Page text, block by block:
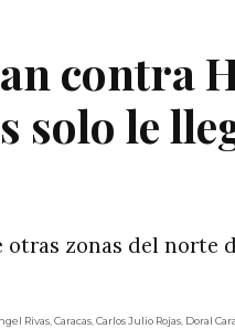
contra
solo le
zonas del norte
Rivas,Caracas,Carlos Julio Rojas, Doral